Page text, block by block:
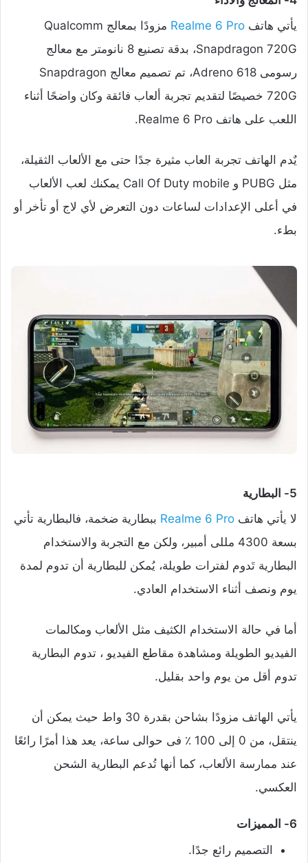
يأتي هاتف Realme 6 Pro
مزودًا بمعالج Qualcomm
Snapdragon 720G، بدقة تصنيع 8 نانومتر مع معالج
رسومى Adreno 618، تم تصميم معالج Snapdragon
720G خصيصًا لتقديم تجربة ألعاب فائقة وكان واضحًا أثناء
اللعب على هاتف Realme 6 Pro.
يٌدم الهاتف تجربة العاب مثيرة جدًا حتى مع الألعاب الثقيلة،
مثل PUBG و Call Of Duty mobile يمكنك لعب الألعاب
في أعلى الإعدادات لساعات دون التعرض لأي لاج أو تأخر أو
بطء.
5- البطارية
لا يأتي هاتف Realme 6 Pro ببطارية ضخمة، فالبطارية تأتي
بسعة 4300 مللى أمبير، ولكن مع التجربة والاستخدام
البطارية تَدوم لفترات طويلة، يُمكن للبطارية أن تدوم لمدة
يوم ونصف أثناء الاستخدام العادي.
أما في حالة الاستخدام الكثيف مثل الألعاب ومكالمات
الفيديو الطويلة ومشاهدة مقاطع الفيديو ، تدوم البطارية
تدوم أقل من يوم واحد بقليل.
يأتي الهاتف مزودًا بشاحن بقدرة 30 واط حيث يمكن أن
ينتقل، من 0 إلى 100 ٪ فى حوالى ساعة، يعد هذا أمرًا رائعًا
عند ممارسة الألعاب، كما أنها تُدعم البطارية الشحن
العكسي.
6- المميزات
التصميم رائع جدًا.